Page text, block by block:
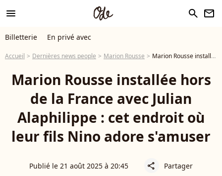
menu search newsletter
Billetterie En privé avec
Accueil Dernières news people Marion Rousse Marion Rousse installée hors de la France avec Julian Alaphilippe : cet endroit où leur fils Nino adore s'amuser
Marion Rousse installée hors
de la France avec Julian
Alaphilippe : cet endroit où
leur fils Nino adore s'amuser
Publié le 21 août 2025 à 20:45 share Partager